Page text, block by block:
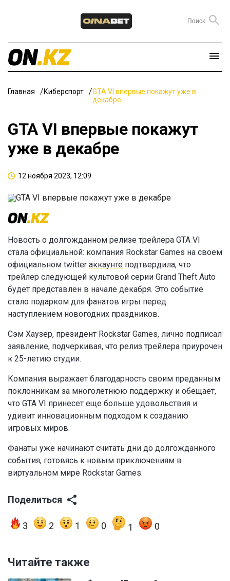
Главная Киберспорт
GTA VI впервые покажут уже в
декабре
GTA VI впервые покажут
уже в декабре
12 ноября 2023, 12:09
Новость о долгожданном релизе трейлера GTA VI
стала официальной: компания Rockstar Games на своем
официальном twitter аккаунте подтвердила, что
трейлер следующей культовой серии Grand Theft Auto
будет представлен в начале декабря. Это событие
стало подарком для фанатов игры перед
наступлением новогодних праздников.
Сэм Хаузер, президент Rockstar Games, лично подписал
заявление, подчеркивая, что релиз трейлера приурочен
к 25-летию студии.
Компания выражает благодарность своим преданным
поклонникам за многолетнюю поддержку и обещает,
что GTA VI принесет еще больше удовольствия и
удивит инновационным подходом к созданию
игровых миров.
Фанаты уже начинают считать дни до долгожданного
события, готовясь к новым приключениям в
виртуальном мире Rockstar Games.
Поделиться
3 2 1 0 1 0
Читайте также